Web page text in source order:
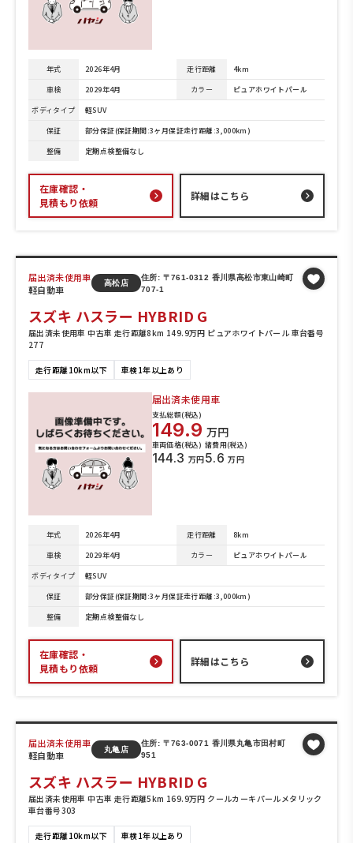
年式 2026年4月 走行距離
4km
車検
2029年4月 カラー
ピュアホワイトパール
ボディタイプ
軽SUV
保証
部分保証(保証期間:3ヶ月保証走行距離:3,000km)
整備
定期点検整備なし
在庫確認・
見積もり依頼
詳細はこちら
届出済未使用車
軽自動車
高松店
住所: 〒761-0312 香川県高松市東山崎町
707-1
スズキ ハスラー HYBRID G
届出済未使用車 中古車 走行距離8km 149.9万円 ピュアホワイトパール 車台番号
277
走行距離10km以下 車検1年以上あり
届出済未使用車
支払総額(税込)
149.9 万円
車両価格(税込)
144.3 万円
諸費用(税込)
5.6 万円
年式 2026年4月 走行距離
8km
車検
2029年4月 カラー
ピュアホワイトパール
ボディタイプ
軽SUV
保証
部分保証(保証期間:3ヶ月保証走行距離:3,000km)
整備
定期点検整備なし
在庫確認・
見積もり依頼
詳細はこちら
届出済未使用車
軽自動車
丸亀店
住所: 〒763-0071 香川県丸亀市田村町
951
スズキ ハスラー HYBRID G
届出済未使用車 中古車 走行距離5km 169.9万円 クールカーキパールメタリック
車台番号303
走行距離10km以下 車検1年以上あり